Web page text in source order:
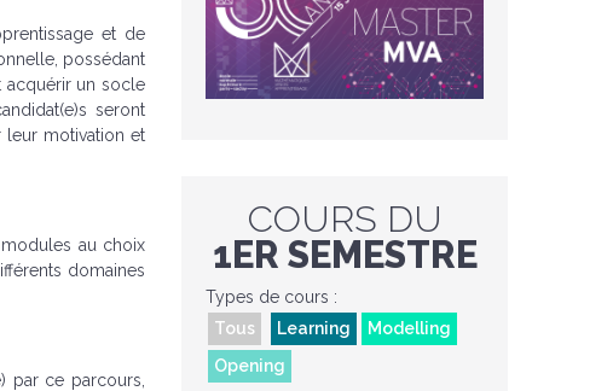
et de
possédant
acquérir un socle
seront
leur motivation et
au choix
domaines
par ce parcours,
COURS DU
1ER SEMESTRE
Types de cours :
Tous
Learning
Modelling
Opening